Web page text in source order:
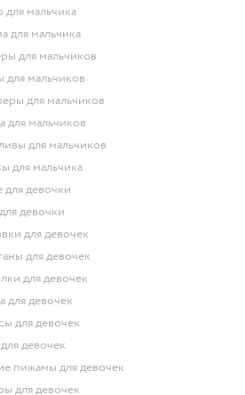
для мальчика
для мальчика
для мальчиков
для мальчиков
для мальчиков
для мальчиков
для мальчиков
для мальчика
для девочки
для девочки
для девочек
для девочек
для девочек
для девочек
для девочек
для девочек
пижамы для девочек
для девочек